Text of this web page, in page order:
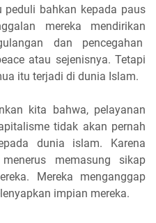
bahkan kepada paus
mereka mendirikan
dan pencegahan
atau sejenisnya. Tetapi
itu terjadi di dunia Islam.
kita bahwa, pelayanan
tidak akan pernah
dunia islam. Karena
memasung sikap
Mereka menganggap
impian mereka.